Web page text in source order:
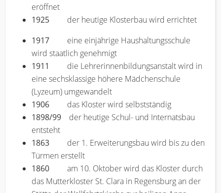
eröffnet
1925 der heutige Klosterbau wird errichtet
1917 eine einjährige Haushaltungsschule
wird staatlich genehmigt
1911 die Lehrerinnenbildungsanstalt wird in
eine sechsklassige höhere Mädchenschule
(Lyzeum) umgewandelt
1906 das Kloster wird selbstständig
1898/99 der heutige Schul- und Internatsbau
entsteht
1863 der 1. Erweiterungsbau wird bis zu den
Türmen erstellt
1860
am 10. Oktober wird das Kloster durch
das Mutterkloster St. Clara in Regensburg an der